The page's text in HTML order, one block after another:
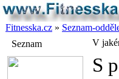
Fitnesska.cz » Seznam-
Seznam
V
S